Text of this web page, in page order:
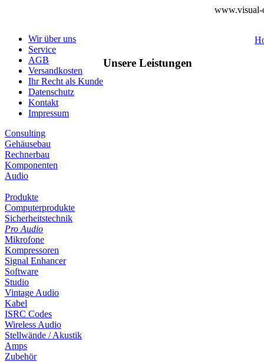
www.visual-
Wir über uns
Service
AGB
Versandkosten
Ihr Recht als Kunde
Datenschutz
Kontakt
Impressum
Unsere Leistungen
Consulting
Gehäusebau
Rechnerbau
Komponenten
Audio
Produkte
Computerprodukte
Sicherheitstechnik
Pro Audio
Mikrofone
Kompressoren
Signal Enhancer
Software
Studio
Vintage Audio
Kabel
ISRC Codes
Wireless Audio
Stellwände / Akustik
Amps
Zubehör